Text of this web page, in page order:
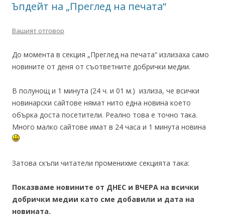
Ъпдейт на „Преглед на печата“
Вашият отговор
До момента в секция „Преглед на печата“ излизаха само
новините от деня от съответните добрички медии.
В полунощ и 1 минута (24 ч. и 01 м.) излиза, че всички
новинарски сайтове нямат нито една новина което
обърка доста посетители. Реално това е точно така.
Много малко сайтове имат в 24 часа и 1 минута новина
Затова скъпи читатели променихме секцията така:
Показваме новините от ДНЕС и ВЧЕРА на всички
добрички медии като сме добавили и дата на
новината.